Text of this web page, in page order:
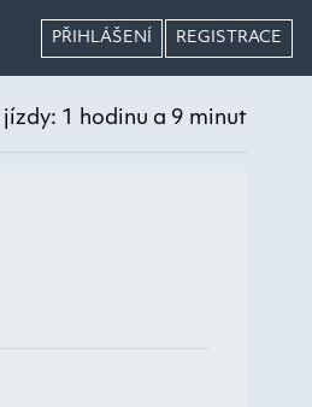
PŘIHLÁŠENÍ REGISTRACE
1 hodinu a 9 minut